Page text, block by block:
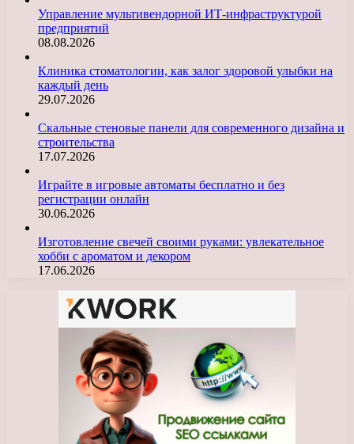
Управление мультивендорной ИТ-инфраструктурой
предприятий
08.08.2026
Клиника стоматологии, как залог здоровой улыбки на
каждый день
29.07.2026
Скальные стеновые панели для современного дизайна и
строительства
17.07.2026
Играйте в игровые автоматы бесплатно и без
регистрации онлайн
30.06.2026
Изготовление свечей своими руками: увлекательное
хобби с ароматом и декором
17.06.2026